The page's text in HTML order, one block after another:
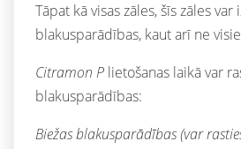
Tāpat kā visas zāles, šīs zāles var
blakusparādības, kaut arī ne
Citramon P lietošanas laikā var
blakusparādības:
Biežas blakusparādības (var